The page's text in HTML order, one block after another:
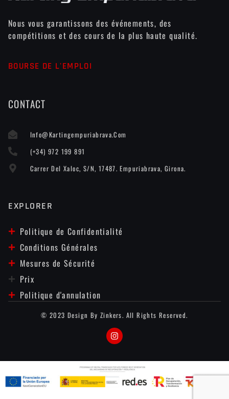
Nous vous garantissons des événements, des
compétitions et des cours de la plus haute qualité.
BOURSE DE L'EMPLOI
CONTACT
Info@kartingempuriabrava.com
(+34) 972 199 891
Carrer Del Xaloc, S/n, 17487. Empuriabrava, Girona.
EXPLORER
Politique de Confidentialité
Conditions Générales
Mesures de Sécurité
Prix
Politique d'annulation
© 2023 Design By Zinkers. All Rights Reserved.